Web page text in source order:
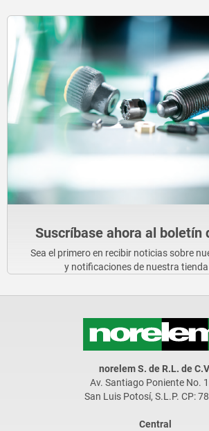
Suscríbase ahora al boletín
Sea el primero en recibir noticias sobre
y notificaciones de nuestra tienda
norelem S. de R.L. de
Av. Santiago Poniente No.
San Luis Potosí, S.L.P. CP:
Central